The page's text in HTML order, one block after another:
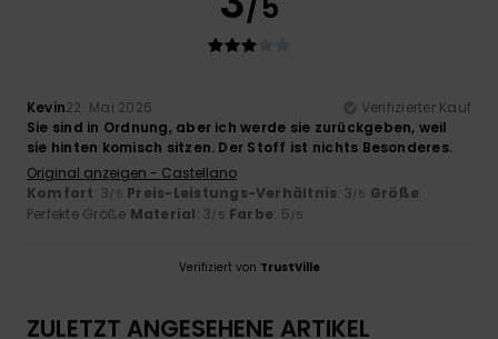
Kevin22. Mai 2026
Verifizierter Kauf
Sie sind in Ordnung, aber ich werde sie zurückgeben, weil
sie hinten komisch sitzen. Der Stoff ist nichts Besonderes.
Original anzeigen - Castellano
Komfort: 3/5 Preis-Leistungs-Verhältnis: 3/5 Größe:
Perfekte Größe Material: 3/5 Farbe: 5/5
Verifiziert von TrustVille
ZULETZT ANGESEHENE ARTIKEL